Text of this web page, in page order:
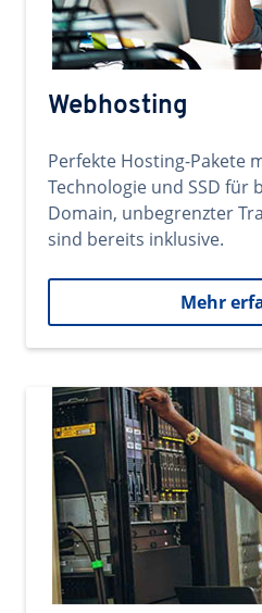
Webhosting
Perfekte Hosting-Pakete
Technologie und SSD für
Domain, unbegrenzter
sind bereits inklusive.
Mehr